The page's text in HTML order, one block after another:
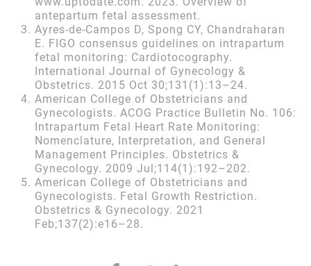
antepartum fetal assessment.
Ayres‐de‐Campos D, Spong CY, Chandraharan
E. FIGO consensus guidelines on intrapartum
fetal monitoring: Cardiotocography.
International Journal of Gynecology &
Obstetrics. 2015 Oct 30;131(1):13–24.
American College of Obstetricians and
Gynecologists. ACOG Practice Bulletin No. 106:
Intrapartum Fetal Heart Rate Monitoring:
Nomenclature, Interpretation, and General
Management Principles. Obstetrics &
Gynecology. 2009 Jul;114(1):192–202.
American College of Obstetricians and
Gynecologists. Fetal Growth Restriction.
Obstetrics & Gynecology. 2021
Feb;137(2):e16–28.